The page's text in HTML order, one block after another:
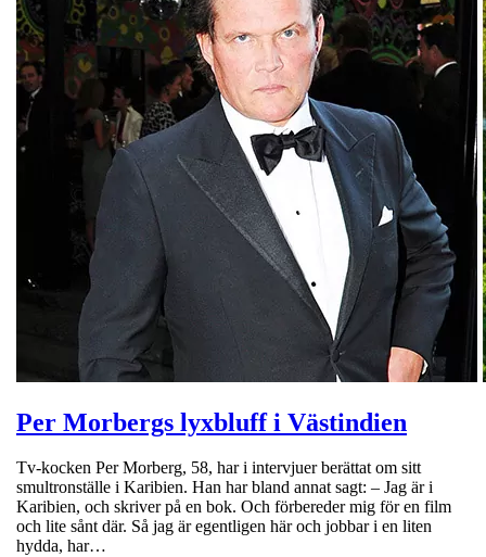
Per Morbergs lyxbluff i Västindien
Tv-kocken Per Morberg, 58, har i intervjuer berättat om sitt
smultronställe i Karibien. Han har bland annat sagt: – Jag är i
Karibien, och skriver på en bok. Och förbereder mig för en film
och lite sånt där. Så jag är egentligen här och jobbar i en liten
hydda, har…